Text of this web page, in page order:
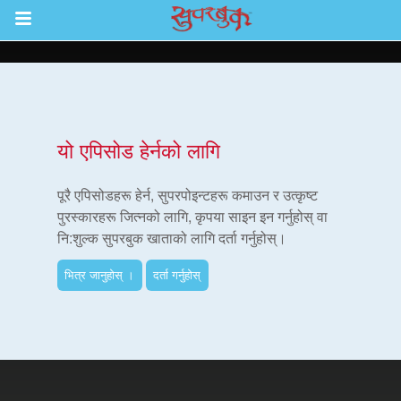
Return to Content
सुपरबुक बाइबल एप
यो एपिसोड हेर्नको लागि
पूरै एपिसोडहरू हेर्न, सुपरपोइन्टहरू कमाउन र उत्कृष्ट
पुरस्कारहरू जित्नको लागि, कृपया साइन इन गर्नुहोस् वा
नि:शुल्क सुपरबुक खाताको लागि दर्ता गर्नुहोस्।
भित्र जानुहोस् । दर्ता गर्नुहोस्